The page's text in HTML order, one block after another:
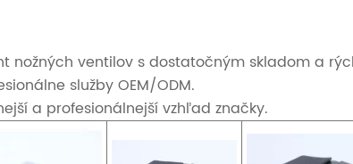
nožných ventilov s dostatočným skladom a
služby OEM/ODM.
a profesionálnejší vzhľad značky.